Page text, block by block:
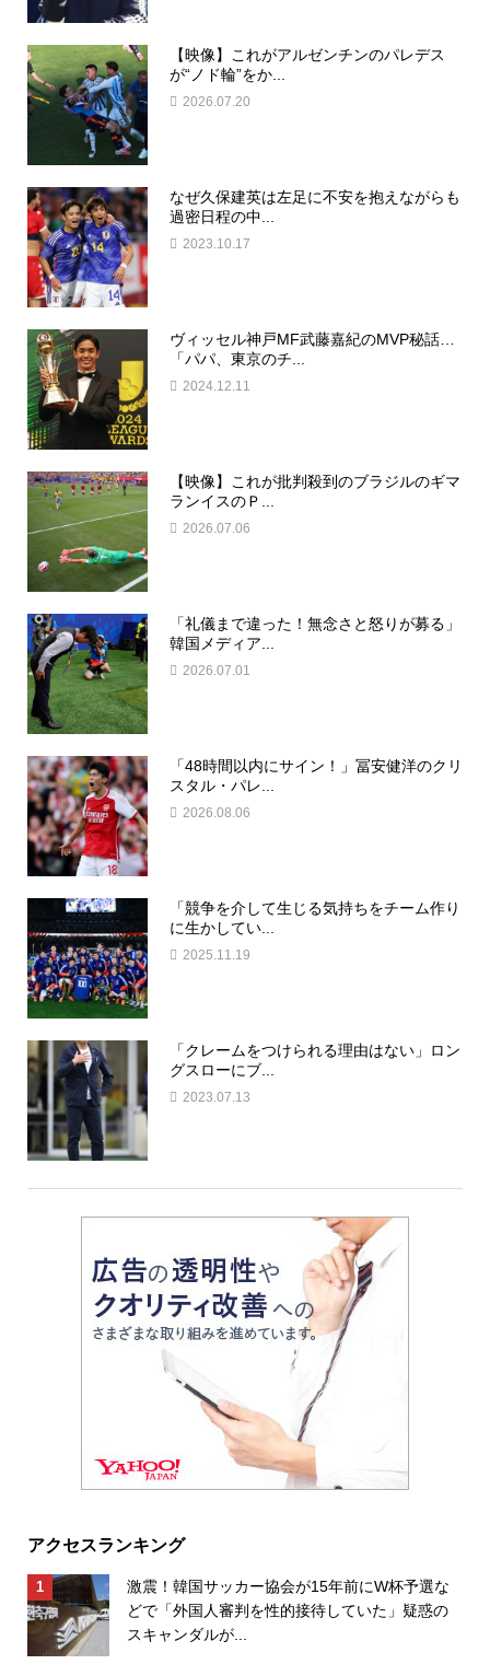
【映像】これがアルゼンチンのパレデス
が“ノド輪”をか...
2026.07.20
なぜ久保建英は左足に不安を抱えながらも
過密日程の中...
2023.10.17
ヴィッセル神戸MF武藤嘉紀のMVP秘話…
「パパ、東京のチ...
2024.12.11
【映像】これが批判殺到のブラジルのギマ
ランイスのＰ...
2026.07.06
「礼儀まで違った！無念さと怒りが募る」
韓国メディア...
2026.07.01
「48時間以内にサイン！」冨安健洋のクリ
スタル・パレ...
2026.08.06
「競争を介して生じる気持ちをチーム作り
に生かしてい...
2025.11.19
「クレームをつけられる理由はない」ロン
グスローにブ...
2023.07.13
アクセスランキング
激震！韓国サッカー協会が15年前にW杯予選な
どで「外国人審判を性的接待していた」疑惑の
スキャンダルが...